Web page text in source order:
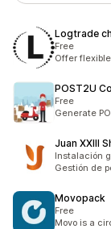
Logtrade
Free
Offer
POST2U
Free
Generate
Juan XXIII
Instalación
Gestión de
Movopack
Free
Movo is a